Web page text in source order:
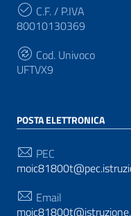
C.F. / P.IVA
80010130369
Cod. Univoco
UFTVX9
POSTA ELETTRONICA
PEC
Email